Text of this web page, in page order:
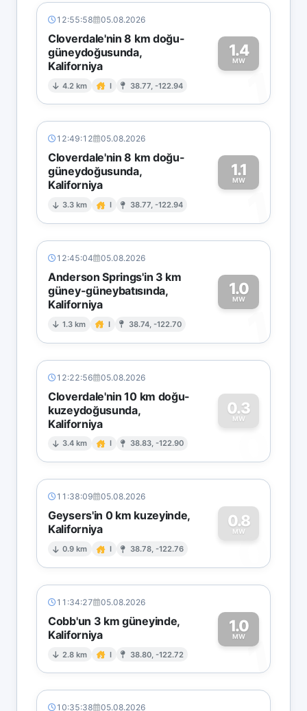
12:55:58 05.08.2026
Cloverdale'nin 8 km doğu-
güneydoğusunda,
Kaliforniya
4.2 km I 38.77, -122.94
1.4
MW
1
12:49:12 05.08.2026
Cloverdale'nin 8 km doğu-
güneydoğusunda,
Kaliforniya
3.3 km I 38.77, -122.94
1.1
MW
1
12:45:04 05.08.2026
Anderson Springs'in 3 km
güney-güneybatısında,
Kaliforniya
1.3 km I 38.74, -122.70
1.0
MW
1
12:22:56 05.08.2026
Cloverdale'nin 10 km doğu-
kuzeydoğusunda,
Kaliforniya
3.4 km I 38.83, -122.90
0.3
MW
0
11:38:09 05.08.2026
Geysers'in 0 km kuzeyinde,
Kaliforniya
0.9 km I 38.78, -122.76
0.8
MW
0
11:34:27 05.08.2026
Cobb'un 3 km güneyinde,
Kaliforniya
2.8 km I 38.80, -122.72
1.0
MW1
10:35:38 05.08.2026